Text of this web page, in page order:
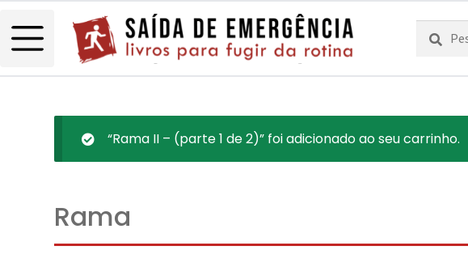
Pesquisar
por:
Pesquisa
“Rama II – (parte 1 de 2)” foi adicionado ao seu carrinho.
Rama